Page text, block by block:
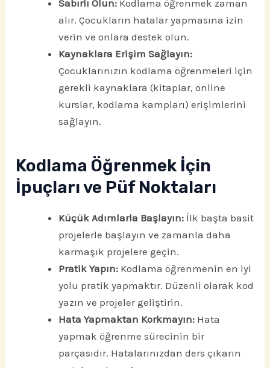
Sabırlı Olun: Kodlama öğrenmek zaman
alır. Çocukların hatalar yapmasına izin
verin ve onlara destek olun.
Kaynaklara Erişim Sağlayın:
Çocuklarınızın kodlama öğrenmeleri için
gerekli kaynaklara (kitaplar, online
kurslar, kodlama kampları) erişimlerini
sağlayın.
Kodlama Öğrenmek İçin
İpuçları ve Püf Noktaları
Küçük Adımlarla Başlayın: İlk başta basit
projelerle başlayın ve zamanla daha
karmaşık projelere geçin.
Pratik Yapın: Kodlama öğrenmenin en iyi
yolu pratik yapmaktır. Düzenli olarak kod
yazın ve projeler geliştirin.
Hata Yapmaktan Korkmayın: Hata
yapmak öğrenme sürecinin bir
parçasıdır. Hatalarınızdan ders çıkarın